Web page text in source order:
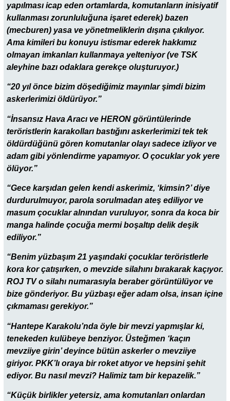
yapılması icap eden ortamlarda, komutanların inisiyatif
kullanması zorunluluğuna işaret ederek) bazen
(mecburen) yasa ve yönetmeliklerin dışına çıkılıyor.
Ama kimileri bu konuyu istismar ederek hakkımız
olmayan imkanları kullanmaya yelteniyor (ve TSK
aleyhine bazı odaklara gerekçe oluşturuyor.)
“20 yıl önce bizim döşediğimiz mayınlar şimdi bizim
askerlerimizi öldürüyor.”
“İnsansız Hava Aracı ve HERON görüntülerinde
teröristlerin karakolları bastığını askerlerimizi tek tek
öldürdüğünü gören komutanlar olayı sadece izliyor ve
adam gibi yönlendirme yapamıyor. O çocuklar yok yere
ölüyor.”
“Gece karşıdan gelen kendi askerimiz, ‘kimsin?’ diye
durdurulmuyor, parola sorulmadan ateş ediliyor ve
masum çocuklar alnından vuruluyor, sonra da koca bir
manga halinde çocuğa mermi boşaltıp delik deşik
ediliyor.”
“Benim yüzbaşım 21 yaşındaki çocuklar teröristlerle
kora kor çatışırken, o mevzide silahını bırakarak kaçıyor.
ROJ TV o silahı numarasıyla beraber görüntülüyor ve
bize gönderiyor. Bu yüzbaşı eğer adam olsa, insan içine
çıkmaması gerekiyor.”
“Hantepe Karakolu’nda öyle bir mevzi yapmışlar ki,
tenekeden kulübeye benziyor. Üsteğmen ‘kaçın
mevziiye girin’ deyince bütün askerler o mevziiye
giriyor. PKK’lı oraya bir roket atıyor ve hepsini şehit
ediyor. Bu nasıl mevzi? Halimiz tam bir kepazelik.”
“Küçük birlikler yetersiz, ama komutanları onlardan